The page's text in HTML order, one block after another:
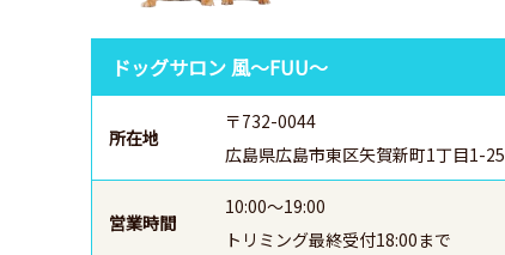
ドッグサロン 風～FUU～
所在地
〒732-0044
広島県広島市東区矢賀新町1丁目1-25
営業時間
10:00～19:00
トリミング最終受付18:00まで